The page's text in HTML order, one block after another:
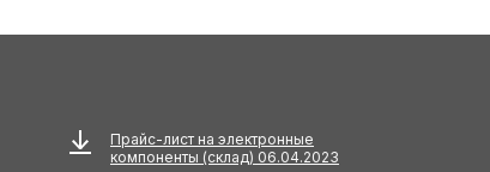
Прайс-лист на электронные
компоненты (склад) 06.04.2023